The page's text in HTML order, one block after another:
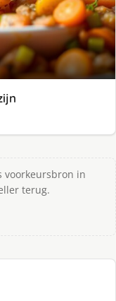
voorkeursbron in
terug.